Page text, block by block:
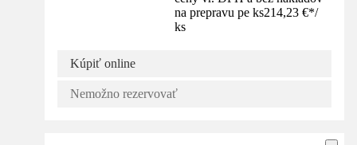
na prepravu pe ks214,23 €*/
ks
Kúpiť online
Nemožno rezervovať